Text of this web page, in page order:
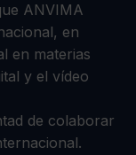
ANVIMA
en
en materias
y el vídeo
de colaborar